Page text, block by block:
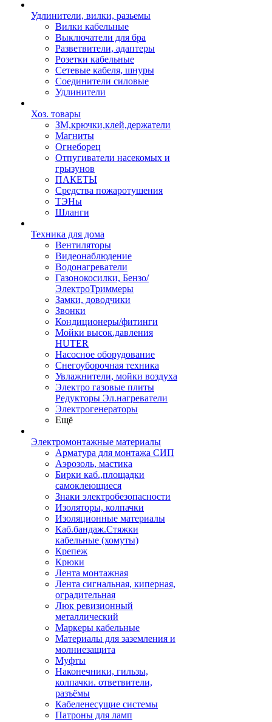
Удлинители, вилки, разьемы
Вилки кабельные
Выключатели для бра
Разветвители, адаптеры
Розетки кабельные
Сетевые кабеля, шнуры
Соединители силовые
Удлинители
Хоз. товары
ЗМ,крючки,клей,держатели
Магниты
Огнеборец
Отпугиватели насекомых и
грызунов
ПАКЕТЫ
Средства пожаротушения
ТЭНы
Шланги
Техника для дома
Вентиляторы
Видеонаблюдение
Водонагреватели
Газонокосилки, Бензо/
ЭлектроТриммеры
Замки, доводчики
Звонки
Кондиционеры/фитинги
Мойки высок.давления
HUTER
Насосное оборудование
Снегоуборочная техника
Увлажнители, мойки воздуха
Электро газовые плиты
Редукторы Эл.нагреватели
Электрогенераторы
Ещё
Электромонтажные материалы
Арматура для монтажа СИП
Аэрозоль, мастика
Бирки каб.,площадки
самоклеющиеся
Знаки электробезопасности
Изоляторы, колпачки
Изоляционные материалы
Каб.бандаж.Стяжки
кабельные (хомуты)
Крепеж
Крюки
Лента монтажная
Лента сигнальная, киперная,
оградительная
Люк ревизионный
металлический
Маркеры кабельные
Материалы для заземления и
молниезащита
Муфты
Наконечники, гильзы,
колпачки. ответвители,
разъёмы
Кабеленесущие системы
Патроны для ламп